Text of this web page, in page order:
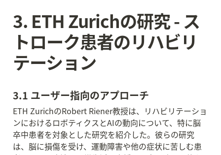
3. ETH Zurichの研究 - ス
トローク患者のリハビリ
テーション
3.1 ユーザー指向のアプローチ
ETH ZurichのRobert Riener教授は、リハビリテーショ
ンにおけるロボティクスとAIの動向について、特に脳
卒中患者を対象とした研究を紹介した。彼らの研究
は、脳に損傷を受け、運動障害や他の症状に苦しむ患